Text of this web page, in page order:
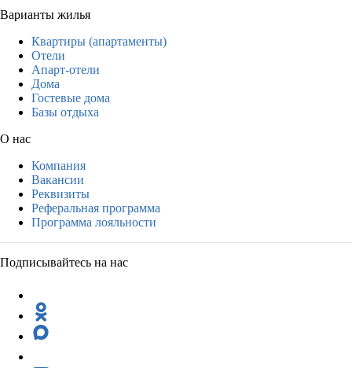
Варианты жилья
Квартиры (апартаменты)
Отели
Апарт-отели
Дома
Гостевые дома
Базы отдыха
О нас
Компания
Вакансии
Реквизиты
Реферальная программа
Программа лояльности
Подписывайтесь на нас